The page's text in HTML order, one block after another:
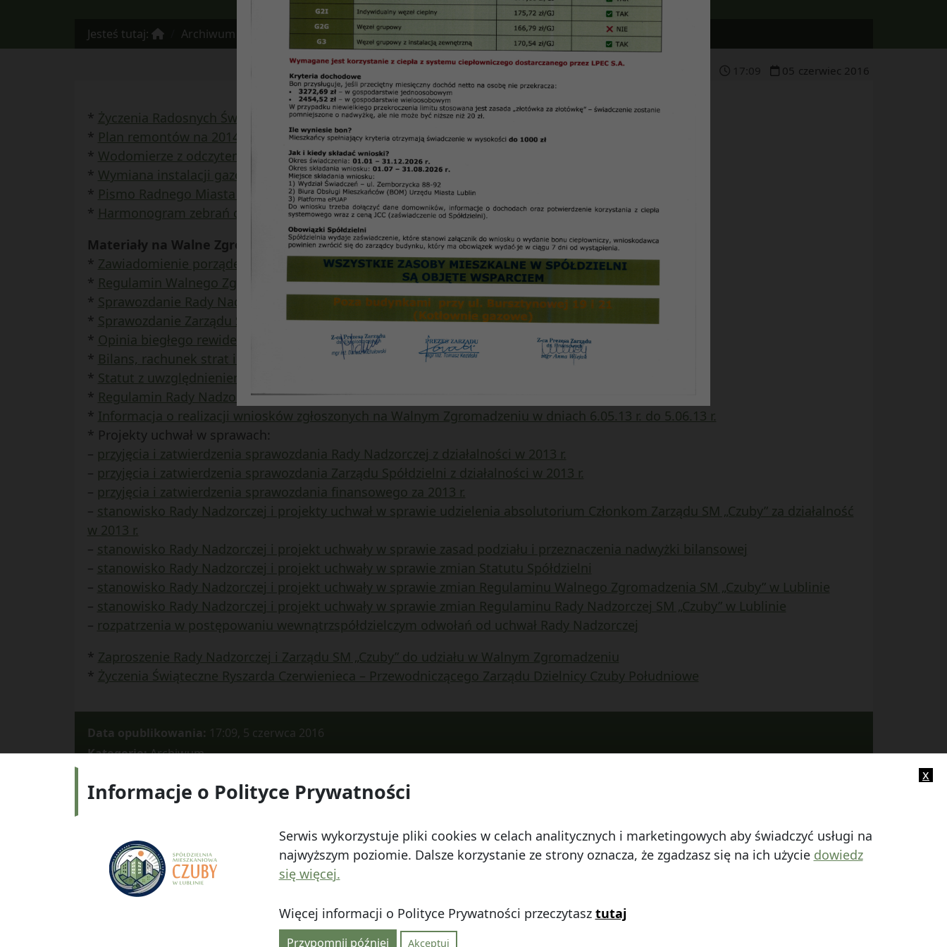
Jesteś tutaj: Archiwum Informator nr. 50 – kwiecień 2014 r.
17 09 05 czerwiec 2016
* Życzenia Radosnych Świąt
* Plan remontów na 2014 r. zatwierdzony przez RPNO
* Wodomierze z odczytem radiowym w zasobach SM „Czuby”
* Wymiana instalacji gazowej w zasobach SM „Czuby”
* Pismo Radnego Miasta Lublin Zbigniewa Ławniczaka i odpowiedź Zarządu SM Czuby
* Harmonogram zebrań części Walnego Zgromadzenia
Materiały na Walne Zgromadzenie SM „Czuby”:
* Zawiadomienie porządek obrad
* Regulamin Walnego Zgromadzenia z uwzględnieniem proponowanych zmian
* Sprawozdanie Rady Nadzorczej z działalności w 2013 r.
* Sprawozdanie Zarządu Spółdzielni z działalności w 2013 r.
* Opinia biegłego rewidenta w sprawie sprawozdania finansowego za 2013 r.
* Bilans, rachunek strat i zysków (Sprawozdanie finansowe za 2013 r.)
* Statut z uwzględnieniem proponowanych zmian
* Regulamin Rady Nadzorczej z uwzględnieniem proponowanych zmian
* Informacja o realizacji wniosków zgłoszonych na Walnym Zgromadzeniu w dniach 6.05.13 r. do 5.06.13 r.
* Projekty uchwał w sprawach:
– przyjęcia i zatwierdzenia sprawozdania Rady Nadzorczej z działalności w 2013 r.
– przyjęcia i zatwierdzenia sprawozdania Zarządu Spółdzielni z działalności w 2013 r.
– przyjęcia i zatwierdzenia sprawozdania finansowego za 2013 r.
– stanowisko Rady Nadzorczej i projekty uchwał w sprawie udzielenia absolutorium Członkom Zarządu SM „Czuby” za działalność
w 2013 r.
– stanowisko Rady Nadzorczej i projekt uchwały w sprawie zasad podziału i przeznaczenia nadwyżki bilansowej
– stanowisko Rady Nadzorczej i projekt uchwały w sprawie zmian Statutu Spółdzielni
– stanowisko Rady Nadzorczej i projekt uchwały w sprawie zmian Regulaminu Walnego Zgromadzenia SM „Czuby” w Lublinie
– stanowisko Rady Nadzorczej i projekt uchwały w sprawie zmian Regulaminu Rady Nadzorczej SM „Czuby” w Lublinie
– rozpatrzenia w postępowaniu wewnątrzspółdzielczym odwołań od uchwał Rady Nadzorczej
* Zaproszenie Rady Nadzorczej i Zarządu SM „Czuby” do udziału w Walnym Zgromadzeniu
* Życzenia Świąteczne Ryszarda Czerwienieca – Przewodniczącego Zarządu Dzielnicy Czuby Południowe
Data opublikowania: 17:09, 5 czerwca 2016
Kategorie:Archiwum
Spółdzielnia Mieszkaniowa "Czuby" w Lublinie|Polityka prywatności
x
Informacje o Polityce Prywatności
Serwis wykorzystuje pliki cookies w celach analitycznych i marketingowych aby świadczyć usługi na
najwyższym poziomie. Dalsze korzystanie ze strony oznacza, że zgadzasz się na ich użycie dowiedz
się więcej.
Więcej informacji o Polityce Prywatności przeczytasz tutaj
Przypomnij później Akceptuj